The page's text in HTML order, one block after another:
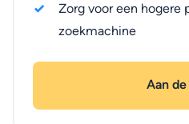
Zorg voor een hogere
zoekmachine
Aan de